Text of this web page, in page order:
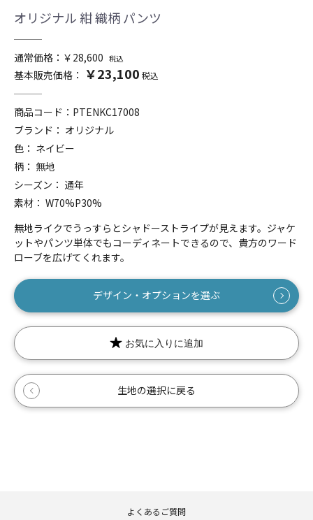
オリジナル 紺 織柄 パンツ
通常価格：￥28,600 税込
基本販売価格： ￥23,100 税込
商品コード： PTENKC17008
ブランド： オリジナル
色： ネイビー
柄： 無地
シーズン： 通年
素材： W70%P30%
無地ライクでうっすらとシャドーストライプが見えます。ジャケ
ットやパンツ単体でもコーディネートできるので、貴方のワード
ローブを広げてくれます。
数量
デザイン・オプションを選ぶ
お気に入りに追加
生地の選択に戻る
よくあるご質問